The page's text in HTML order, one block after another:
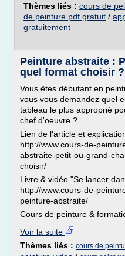
Thèmes liés : cours de
de peinture pdf gratuit /
gratuitement
Peinture abstraite :
quel format choisir ?
Vous êtes débutant en
vous vous demandez quel
tableau le plus approprié
chef d'oeuvre ?
Lien de l'article et
http://www.cours-de-
abstraite-petit-ou-grand-
choisir/
Livre & vidéo "Se lancer
http://www.cours-de-
peinture-abstraite/
Cours de peinture &
Voir la suite
Thèmes liés : cours de